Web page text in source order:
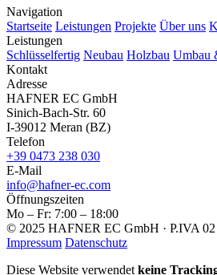
Navigation
Startseite Leistungen Projekte Über uns
Leistungen
Schlüsselfertig Neubau Holzbau Umbau
Kontakt
Adresse
HAFNER EC GmbH
Sinich-Bach-Str. 60
I-39012 Meran (BZ)
Telefon
+39 0473 238 030
E-Mail
info@hafner-ec.com
Öffnungszeiten
Mo – Fr: 7:00 – 18:00
© 2025 HAFNER EC GmbH · P.IVA 02
Impressum Datenschutz
Diese Website verwendet keine